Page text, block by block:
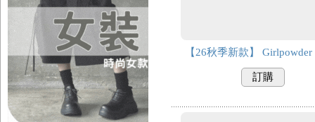
【26秋季新款】 Girlpowder
訂購